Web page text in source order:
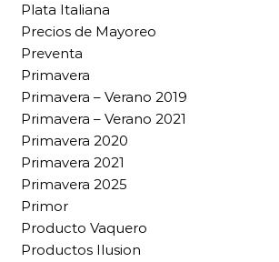
Plata Italiana
Precios de Mayoreo
Preventa
Primavera
Primavera – Verano 2019
Primavera – Verano 2021
Primavera 2020
Primavera 2021
Primavera 2025
Primor
Producto Vaquero
Productos Ilusion